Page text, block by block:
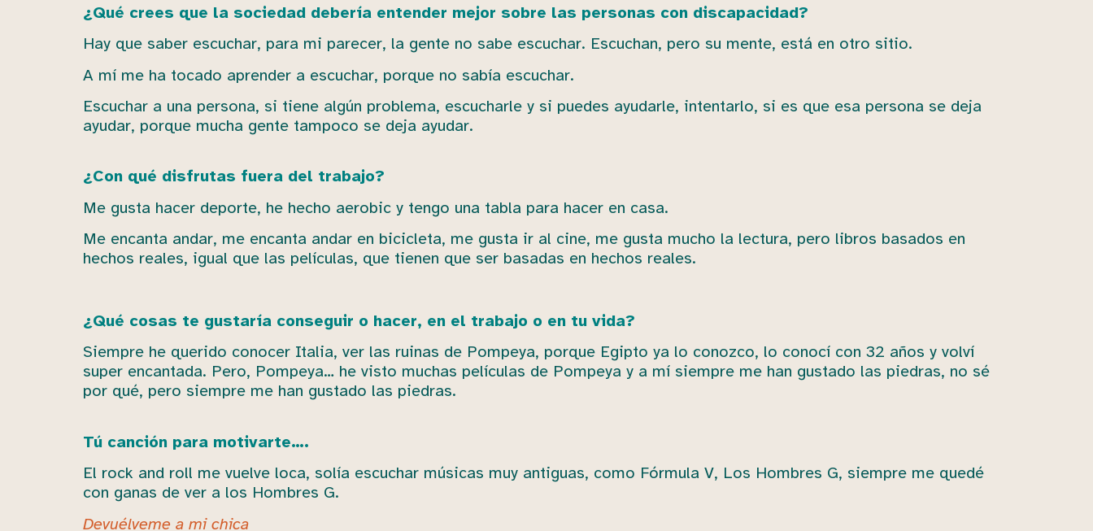
¿Qué crees que la sociedad debería entender mejor sobre las personas con discapacidad?
Hay que saber escuchar, para mi parecer, la gente no sabe escuchar. Escuchan, pero su mente, está en otro sitio.
A mí me ha tocado aprender a escuchar, porque no sabía escuchar.
Escuchar a una persona, si tiene algún problema, escucharle y si puedes ayudarle, intentarlo, si es que esa persona se deja
ayudar, porque mucha gente tampoco se deja ayudar.
¿Con qué disfrutas fuera del trabajo?
Me gusta hacer deporte, he hecho aerobic y tengo una tabla para hacer en casa.
Me encanta andar, me encanta andar en bicicleta, me gusta ir al cine, me gusta mucho la lectura, pero libros basados en
hechos reales, igual que las películas, que tienen que ser basadas en hechos reales.
¿Qué cosas te gustaría conseguir o hacer, en el trabajo o en tu vida?
Siempre he querido conocer Italia, ver las ruinas de Pompeya, porque Egipto ya lo conozco, lo conocí con 32 años y volví
super encantada. Pero, Pompeya… he visto muchas películas de Pompeya y a mí siempre me han gustado las piedras, no sé
por qué, pero siempre me han gustado las piedras.
Tú canción para motivarte….
El rock and roll me vuelve loca, solía escuchar músicas muy antiguas, como Fórmula V, Los Hombres G, siempre me quedé
con ganas de ver a los Hombres G.
Devuélveme a mi chica